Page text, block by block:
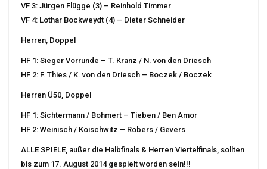
VF 3: Jürgen Flügge (3) – Reinhold Timmer
VF 4: Lothar Bockweydt (4) – Dieter Schneider
Herren, Doppel
HF 1: Sieger Vorrunde – T. Kranz / N. von den Driesch
HF 2: F. Thies / K. von den Driesch – Boczek / Boczek
Herren Ü50, Doppel
HF 1: Sichtermann / Bohmert – Tieben / Ben Amor
HF 2: Weinisch / Koischwitz – Robers / Gevers
ALLE SPIELE, außer die Halbfinals & Herren Viertelfinals, sollten
bis zum 17. August 2014 gespielt worden sein!!!